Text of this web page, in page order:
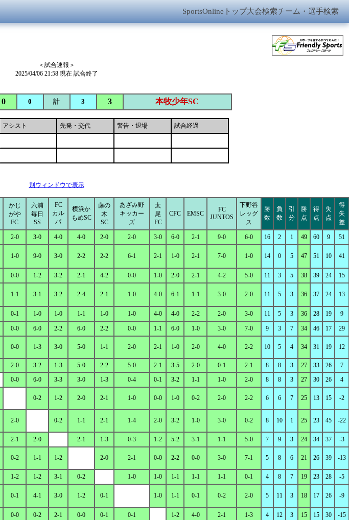
SportsOnlineトップ大会検索チーム・選手検索
＜試合速報＞
2025/04/06 21:58 現在 試合終了
0 0 計 3 3 本牧少年SC
アシスト 先発・交代 警告・退場 試合経過
別ウィンドウで表示
かじ
がや
FC
六浦
毎日
SS
FC
カル
パ
横浜か
もめSC
藤の
木
SC
あざみ野
キッカー
ズ
太
尾
FC
CFC EMSC
FC
JUNTOS
下野谷
レッグ
ス
勝
数
負
数
引
分
勝
点
得
点
失
点
得
失
差
2-0 3-0 4-0 4-0 2-0 2-0 3-0 6-0 2-1 9-0 6-0 16 2 1 49 60 9 51
1-0 9-0 3-0 2-2 2-2 6-1 2-1 1-0 2-1 7-0 1-0 14 0 5 47 51 10 41
0-0 1-2 3-2 2-1 4-2 0-0 1-0 2-0 2-1 4-2 5-0 11 3 5 38 39 24 15
1-1 3-1 3-2 2-4 2-1 1-0 4-0 6-1 1-1 3-0 2-0 11 5 3 36 37 24 13
0-1 1-0 1-0 1-1 1-0 1-0 4-0 4-0 2-2 2-0 3-0 11 5 3 36 28 19 9
0-0 6-0 2-2 6-0 2-2 0-0 1-1 6-0 1-0 3-0 7-0 9 3 7 34 46 17 29
0-0 1-3 3-0 5-0 1-1 2-0 2-1 1-0 2-0 4-0 2-2 10 5 4 34 31 19 12
2-0 3-2 1-3 5-0 2-2 5-0 2-1 3-5 2-0 0-1 2-1 8 8 3 27 33 26
7
0-0 6-0 3-3 3-0 1-3 0-4 0-1 3-2 1-1 1-0 2-0 8 8 3 27 30 26 4
0-2 1-2 2-0 2-1 1-0 0-0 1-0 0-2 2-0 2-2 6 6 7 25 13 15 -2
2-0 0-2 1-1 2-1 1-4 2-0 3-2 1-0 3-0 0-2 8 10 1 25 23 45 -22
2-1 2-0 2-1 1-3 0-3 1-2 5-2 3-1 1-1 5-0 7 9 3 24 34 37 -3
0-2 1-1 1-2 2-0 2-1 0-0 2-2 0-0 3-0 7-1 5 8 6 21 26 39 -13
1-2 1-2 3-1 0-2 1-0 1-0 1-1 1-1 1-1 0-1 4 8 7 19 23 28 -5
0-1 4-1 3-0 1-2 0-1 1-0 1-1 0-1 0-2 2-0 5 11 3 18 17 26 -9
0-0 0-2 2-1 0-0 0-1 0-1 1-2 4-0 2-1 1-3 4 12 3 15 15 30
-15